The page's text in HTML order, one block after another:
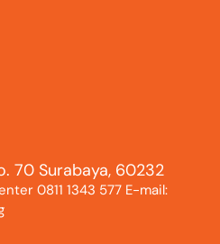
70 Surabaya, 60232
0811 1343 577 E-mail: